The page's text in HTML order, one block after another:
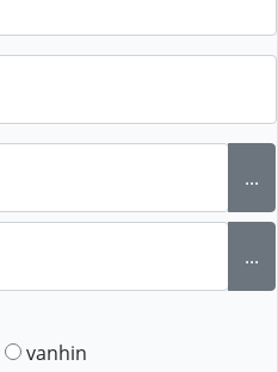
...
...
vanhin